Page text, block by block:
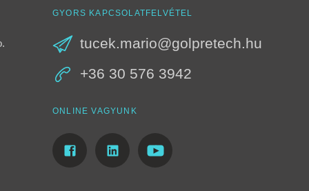
GYORS KAPCSOLATFELVÉTEL
tucek.mario@golpretech.hu
+36 30 576 3942
ONLINE VAGYUNK